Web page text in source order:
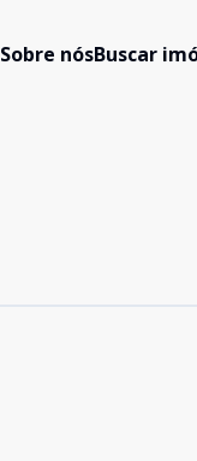
Sobre nósBuscar